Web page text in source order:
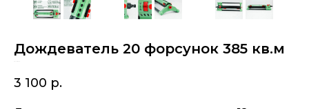
Дождеватель 20 форсунок 385 кв.м
3 100 р.